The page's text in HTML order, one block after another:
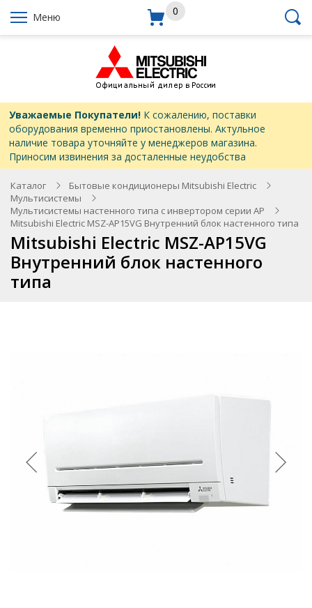
Меню 0
Уважаемые Покупатели!К сожалению, поставки
оборудования временно приостановлены. Актульное
наличие товара уточняйте у менеджеров магазина.
Приносим извинения за досталенные неудобства
Каталог
Бытовые кондиционеры Mitsubishi Electric
Мультисистемы
Мультисистемы настенного типа с инвертором серии AP
Mitsubishi Electric MSZ-AP15VG Внутренний блок настенного типа
Mitsubishi Electric MSZ-AP15VG
Внутренний блок настенного
типа